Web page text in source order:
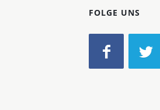
FOLGE UNS